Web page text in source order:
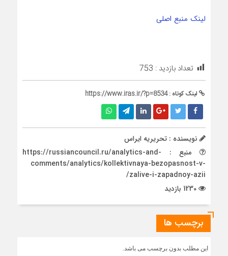
لینک منبع اصلی
تعداد بازدید : 753
لینک کوتاه :https://www.iras.ir/?p=8534
نویسنده : تحریریه ایراس
منبع : https://russiancouncil.ru/analytics-and-
comments/analytics/kollektivnaya-bezopasnost-v-
zalive-i-zapadnoy-azii/
برچسب ها
این مطلب بدون برچسب می باشد.